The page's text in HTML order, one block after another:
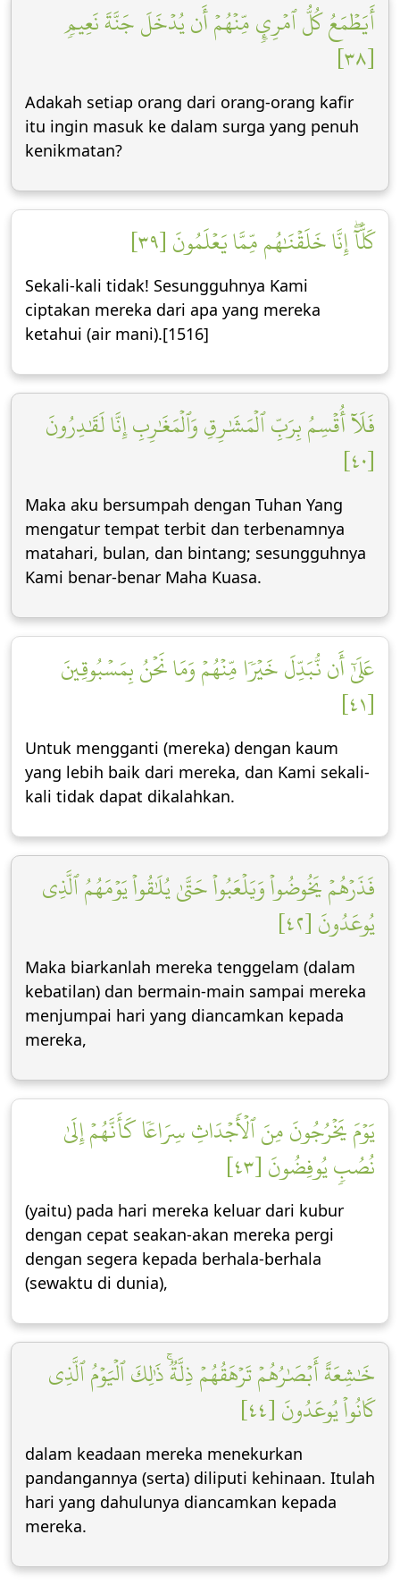
أَيَطۡمَعُ كُلُّ ٱمۡرِيٕٖ مِّنۡهُمۡ أَن يُدۡخَلَ جَنَّةَ نَعِيمٖ
[٣٨]
Adakah setiap orang dari orang-orang kafir
itu ingin masuk ke dalam surga yang penuh
kenikmatan?
كَلَّآۖ إِنَّا خَلَقۡنَٰهُم مِّمَّا يَعۡلَمُونَ [٣٩]
Sekali-kali tidak! Sesungguhnya Kami
ciptakan mereka dari apa yang mereka
ketahui (air mani).[1516]
فَلَآ أُقۡسِمُ بِرَبِّ ٱلۡمَشَٰرِقِ وَٱلۡمَغَٰرِبِ إِنَّا لَقَٰدِرُونَ
[٤٠]
Maka aku bersumpah dengan Tuhan Yang
mengatur tempat terbit dan terbenamnya
matahari, bulan, dan bintang; sesungguhnya
Kami benar-benar Maha Kuasa.
عَلَىٰٓ أَن نُّبَدِّلَ خَيۡرٗا مِّنۡهُمۡ وَمَا نَحۡنُ بِمَسۡبُوقِينَ
[٤١]
Untuk mengganti (mereka) dengan kaum
yang lebih baik dari mereka, dan Kami sekali-
kali tidak dapat dikalahkan.
فَذَرۡهُمۡ يَخُوضُواْ وَيَلۡعَبُواْ حَتَّىٰ يُلَٰقُواْ يَوۡمَهُمُ ٱلَّذِي
يُوعَدُونَ [٤٢]
Maka biarkanlah mereka tenggelam (dalam
kebatilan) dan bermain-main sampai mereka
menjumpai hari yang diancamkan kepada
mereka,
يَوۡمَ يَخۡرُجُونَ مِنَ ٱلۡأَجۡدَاثِ سِرَاعٗا كَأَنَّهُمۡ إِلَىٰ
نُصُبٖ يُوفِضُونَ [٤٣]
(yaitu) pada hari mereka keluar dari kubur
dengan cepat seakan-akan mereka pergi
dengan segera kepada berhala-berhala
(sewaktu di dunia),
خَٰشِعَةً أَبۡصَٰرُهُمۡ تَرۡهَقُهُمۡ ذِلَّةٞۚ ذَٰلِكَ ٱلۡيَوۡمُ ٱلَّذِي
كَانُواْ يُوعَدُونَ [٤٤]
dalam keadaan mereka menekurkan
pandangannya (serta) diliputi kehinaan. Itulah
hari yang dahulunya diancamkan kepada
mereka.